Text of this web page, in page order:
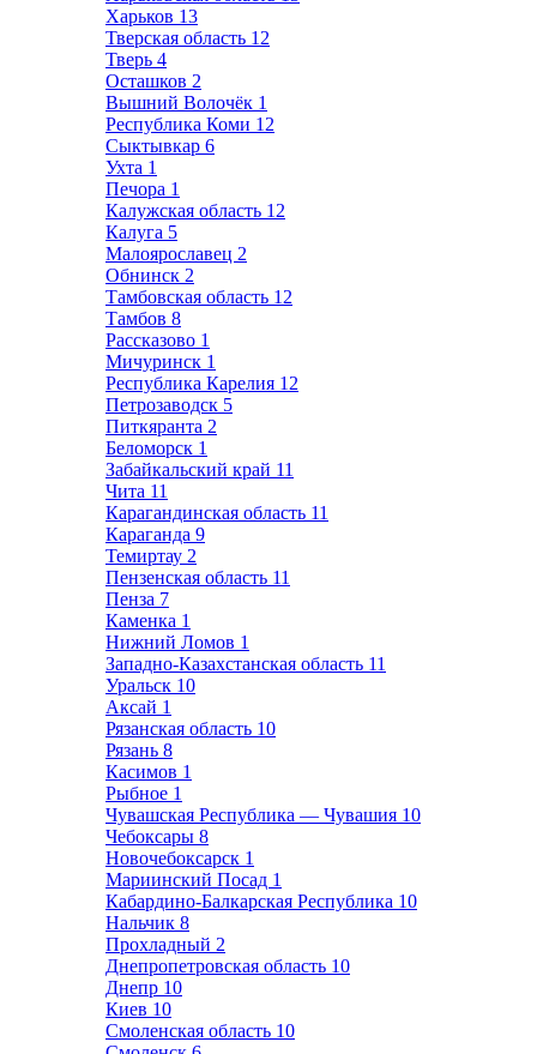
Харьков 13
Тверская область 12
Тверь 4
Осташков 2
Вышний Волочёк 1
Республика Коми 12
Сыктывкар 6
Ухта 1
Печора 1
Калужская область 12
Калуга 5
Малоярославец 2
Обнинск 2
Тамбовская область 12
Тамбов 8
Рассказово 1
Мичуринск 1
Республика Карелия 12
Петрозаводск 5
Питкяранта 2
Беломорск 1
Забайкальский край 11
Чита 11
Карагандинская область 11
Караганда 9
Темиртау 2
Пензенская область 11
Пенза 7
Каменка 1
Нижний Ломов 1
Западно-Казахстанская область 11
Уральск 10
Аксай 1
Рязанская область 10
Рязань 8
Касимов 1
Рыбное 1
Чувашская Республика — Чувашия 10
Чебоксары 8
Новочебоксарск 1
Мариинский Посад 1
Кабардино-Балкарская Республика 10
Нальчик 8
Прохладный 2
Днепропетровская область 10
Днепр 10
Киев 10
Смоленская область 10